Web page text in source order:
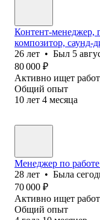
Контент-менеджер,
композитор, саунд-
26 лет • Был 5
80 000 ₽
Активно ищет
Общий опыт
10 лет 4 месяца
Менеджер по
28 лет • Была
70 000 ₽
Активно ищет
Общий опыт